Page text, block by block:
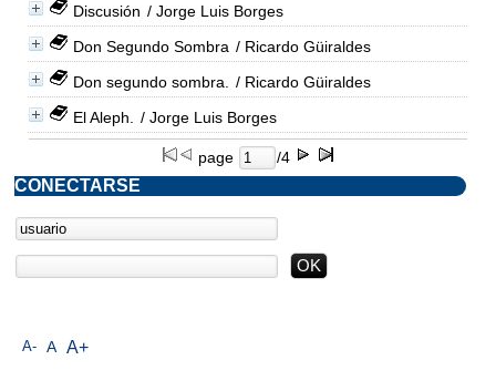
Discusión / Jorge Luis Borges
Don Segundo Sombra / Ricardo Güiraldes
Don segundo sombra.
/ Ricardo Güiraldes
El Aleph.
/ Jorge Luis Borges
page /4
A- A A+
CONECTARSE